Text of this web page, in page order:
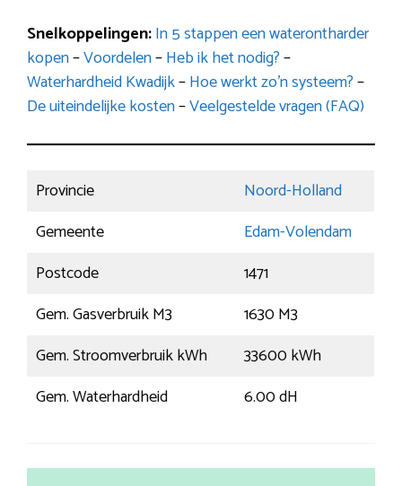
Snelkoppelingen:In 5 stappen een waterontharder
kopen–Voordelen–Heb ik het nodig?–
Waterhardheid Kwadijk–Hoe werkt zo’n systeem?–
De uiteindelijke kosten–Veelgestelde vragen (FAQ)
Provincie
Noord-Holland
Gemeente
Edam-Volendam
Postcode
1471
Gem. Gasverbruik M3
1630 M3
Gem. Stroomverbruik kWh
33600 kWh
Gem. Waterhardheid
6.00 dH